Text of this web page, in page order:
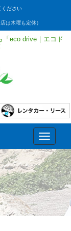
ください
は木曜も定休）
「eco drive｜エコド
Toggle